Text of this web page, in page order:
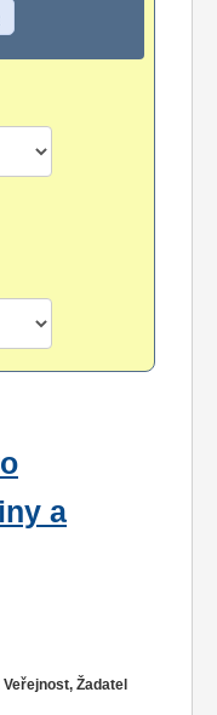
a
Veřejnost, Žadatel